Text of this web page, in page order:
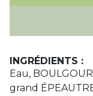
INGRÉDIENTS :
Eau, BOULGOUR
grand